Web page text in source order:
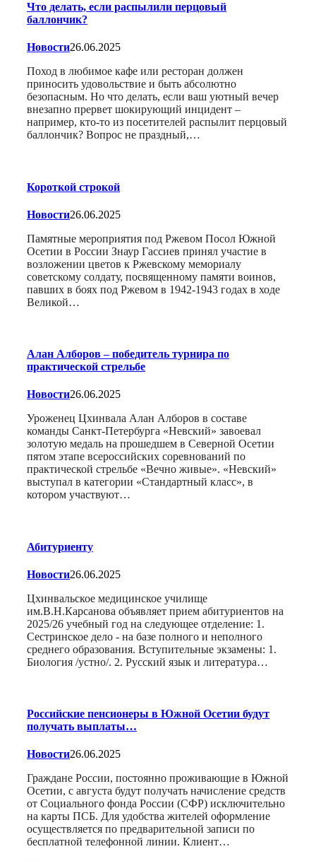
Что делать, если распылили перцовый
баллончик?
Новости26.06.2025
Поход в любимое кафе или ресторан должен
приносить удовольствие и быть абсолютно
безопасным. Но что делать, если ваш уютный вечер
внезапно прервет шокирующий инцидент –
например, кто-то из посетителей распылит перцовый
баллончик? Вопрос не праздный,…
Короткой строкой
Новости26.06.2025
Памятные мероприятия под Ржевом Посол Южной
Осетии в России Знаур Гассиев принял участие в
возложении цветов к Ржевскому мемориалу
советскому солдату, посвященному памяти воинов,
павших в боях под Ржевом в 1942-1943 годах в ходе
Великой…
Алан Алборов – победитель турнира по
практической стрельбе
Новости26.06.2025
Уроженец Цхинвала Алан Алборов в составе
команды Санкт-Петербурга «Невский» завоевал
золотую медаль на прошедшем в Северной Осетии
пятом этапе всероссийских соревнований по
практической стрельбе «Вечно живые». «Невский»
выступал в категории «Стандартный класс», в
котором участвуют…
Абитуриенту
Новости26.06.2025
Цхинвальское медицинское училище
им.В.Н.Карсанова объявляет прием абитуриентов на
2025/26 учебный год на следующее отделение: 1.
Сестринское дело - на базе полного и неполного
среднего образования. Вступительные экзамены: 1.
Биология /устно/. 2. Русский язык и литература…
Российские пенсионеры в Южной Осетии будут
получать выплаты…
Новости26.06.2025
Граждане России, постоянно проживающие в Южной
Осетии, с августа будут получать начисление средств
от Социального фонда России (СФР) исключительно
на карты ПСБ. Для удобства жителей оформление
осуществляется по предварительной записи по
бесплатной телефонной линии. Клиент…